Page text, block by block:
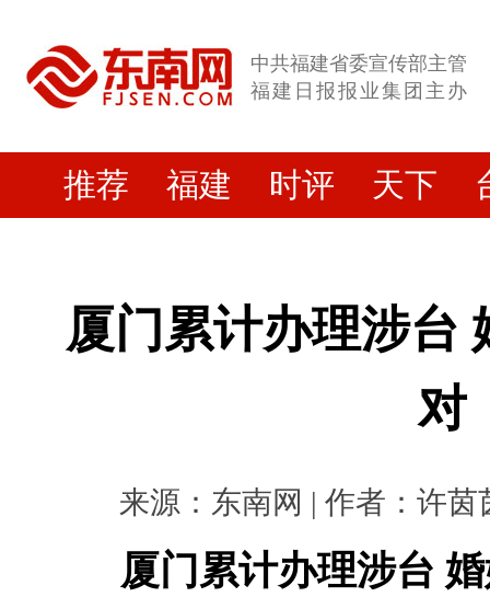
中共福建省委宣传部主管
福建日报报业集团主办
推荐 福建 时评 天下
厦门累计办理涉台
对
来源：东南网 | 作者：许茵
厦门累计办理涉台